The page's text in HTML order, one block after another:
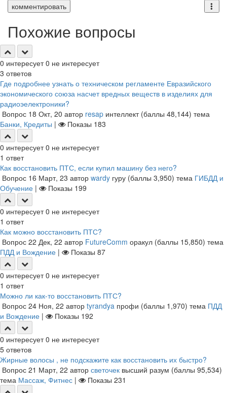
комментировать
Похожие вопросы
0 интересует 0 не интересует
3 ответов
Где подробнее узнать о техническом регламенте Евразийского
экономического союза насчет вредных веществ в изделиях для
радиоэелектроники?
Вопрос 18 Окт, 20 автор resap интеллект (баллы 48,144) тема
Банки, Кредиты | Показы 183
0 интересует 0 не интересует
1 ответ
Как восстановить ПТС, если купил машину без него?
Вопрос 16 Март, 23 автор wardy гуру (баллы 3,950) тема ГИБДД и
Обучение | Показы 199
0 интересует 0 не интересует
1 ответ
Как можно восстановить ПТС?
Вопрос 22 Дек, 22 автор FutureComm оракул (баллы 15,850) тема
ПДД и Вождение | Показы 87
0 интересует 0 не интересует
1 ответ
Можно ли как-то восстановить ПТС?
Вопрос 24 Ноя, 22 автор tyrandya профи (баллы 1,970) тема ПДД
и Вождение | Показы 192
0 интересует 0 не интересует
5 ответов
Жирные волосы , не подскажите как восстановить их быстро?
Вопрос 21 Март, 22 автор светочек высший разум (баллы 95,534)
тема Массаж, Фитнес | Показы 231